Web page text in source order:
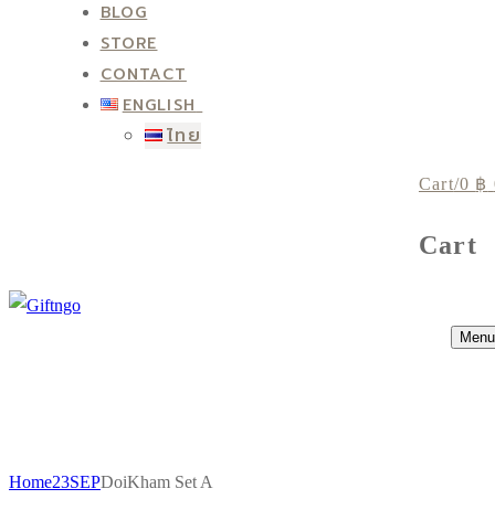
BLOG
STORE
CONTACT
ENGLISH
ไทย
Cart/0 ฿
Cart
Menu
Home23SEPDoiKham Set A